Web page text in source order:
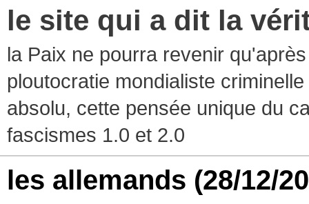
le site qui a dit la
la Paix ne pourra revenir
ploutocratie mondialiste
absolu, cette pensée unique du
fascismes 1.0 et 2.0
les allemands (28/12/